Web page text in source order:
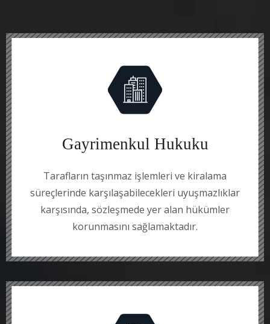
Gayrimenkul Hukuku
Tarafların taşınmaz işlemleri ve kiralama
süreçlerinde karşılaşabilecekleri uyuşmazlıklar
karşısında, sözleşmede yer alan hükümler
korunmasını sağlamaktadır.